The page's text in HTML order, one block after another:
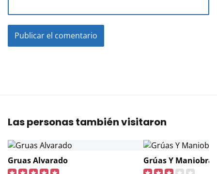
Las personas también visitaron
Gruas Alvarado